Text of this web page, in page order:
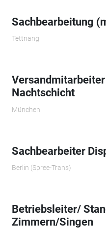
Sachbearbeitung
Tettnang
Nachtschicht
München
Sachbearbeiter
Berlin (Spree-Trans)
Betriebsleiter/
Zimmern/Singen